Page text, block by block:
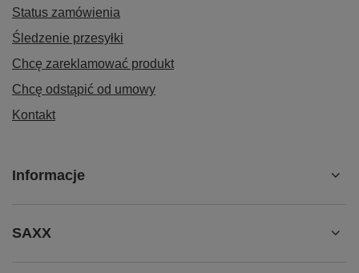
Status zamówienia
Śledzenie przesyłki
Chcę zareklamować produkt
Chcę odstąpić od umowy
Kontakt
Informacje
SAXX